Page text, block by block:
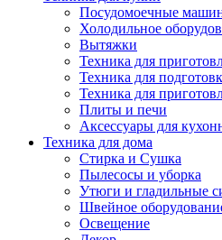
Посудомоечные
Холодильное
Вытяжки
Техника для
Техника для
Техника для
Плиты и печи
Аксессуары для
Техника для дома
Стирка и Сушка
Пылесосы и уборка
Утюги и гладильные
Швейное
Освещение